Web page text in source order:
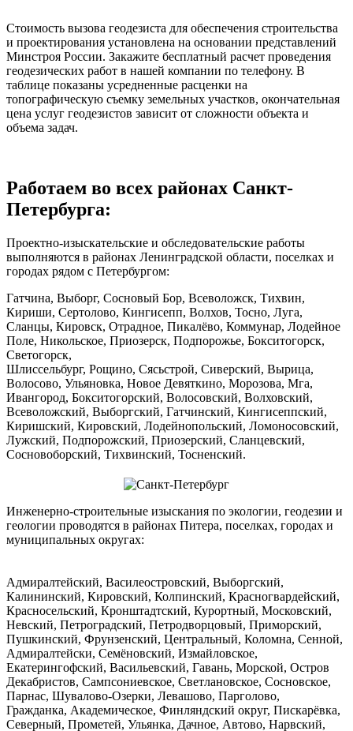
Стоимость вызова геодезиста для обеспечения строительства
и проектирования установлена на основании представлений
Минстроя России. Закажите бесплатный расчет проведения
геодезических работ в нашей компании по телефону. В
таблице показаны усредненные расценки на
топографическую съемку земельных участков, окончательная
цена услуг геодезистов зависит от сложности объекта и
объема задач.
Работаем во всех районах Санкт-
Петербурга:
Проектно-изыскательские и обследовательские работы
выполняются в районах Ленинградской области, поселках и
городах рядом с Петербургом:
Гатчина, Выборг, Сосновый Бор, Всеволожск, Тихвин,
Кириши, Сертолово, Кингисепп, Волхов, Тосно, Луга,
Сланцы, Кировск, Отрадное, Пикалёво, Коммунар, Лодейное
Поле, Никольское, Приозерск, Подпорожье, Бокситогорск,
Светогорск,
Шлиссельбург, Рощино, Сясьстрой, Сиверский, Вырица,
Волосово, Ульяновка, Новое Девяткино, Морозова, Мга,
Ивангород, Бокситогорский, Волосовский, Волховский,
Всеволожский, Выборгский, Гатчинский, Кингисеппский,
Киришский, Кировский, Лодейнопольский, Ломоносовский,
Лужский, Подпорожский, Приозерский, Сланцевский,
Сосновоборский, Тихвинский, Тосненский.
Инженерно-строительные изыскания по экологии, геодезии и
геологии проводятся в районах Питера, поселках, городах и
муниципальных округах:
Адмиралтейский, Василеостровский, Выборгский,
Калининский, Кировский, Колпинский, Красногвардейский,
Красносельский, Кронштадтский, Курортный, Московский,
Невский, Петроградский, Петродворцовый, Приморский,
Пушкинский, Фрунзенский, Центральный, Коломна, Сенной,
Адмиралтейски, Семёновский, Измайловское,
Екатерингофский, Васильевский, Гавань, Морской, Остров
Декабристов, Сампсониевское, Светлановское, Сосновское,
Парнас, Шувалово-Озерки, Левашово, Парголово,
Гражданка, Академическое, Финляндский округ, Пискарёвка,
Северный, Прометей, Ульянка, Дачное, Автово, Нарвский,